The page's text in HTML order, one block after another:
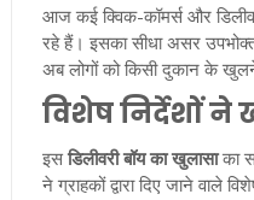
आज कई क्विक-कॉमर्स और
रहे हैं। इसका सीधा असर
अब लोगों को किसी दुकान के
विशेष निर्देशों ने
इस डिलीवरी बॉय का खुलासाका
ने ग्राहकों द्वारा दिए जाने वाले